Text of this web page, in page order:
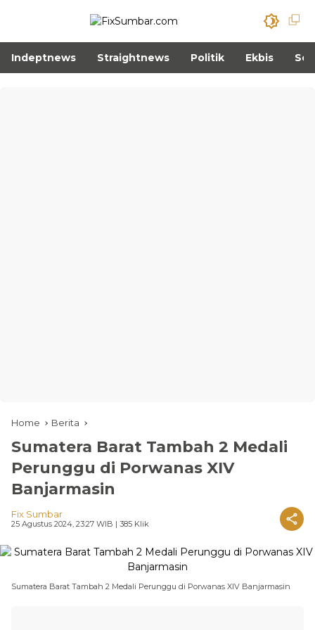
Indeptnews Straightnews Politik Ekbis
Home Berita
Sumatera Barat Tambah 2 Medali
Perunggu di Porwanas XIV
Banjarmasin
Fix Sumbar
25 Agustus 2024, 23:27 WIB | 385 Klik
Sumatera Barat Tambah 2 Medali Perunggu di Porwanas XIV Banjarmasin